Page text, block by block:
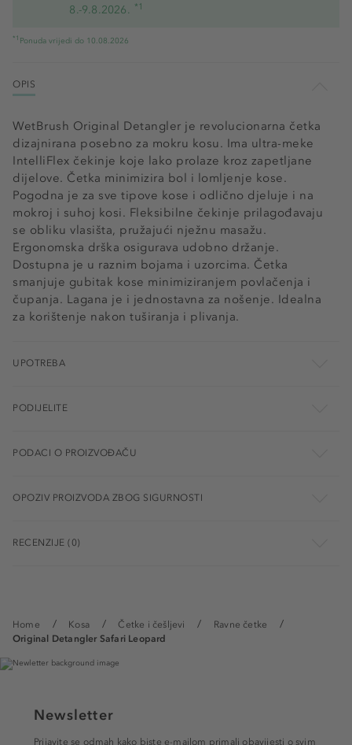
Home Kosa Četke i češljevi
Ravne četke
Original Detangler Safari Leopard
8.-9.8.2026. *1
*1 Ponuda vrijedi do 10.08.2026
OPIS
WetBrush Original Detangler je revolucionarna četka
dizajnirana posebno za mokru kosu. Ima ultra-meke
IntelliFlex čekinje koje lako prolaze kroz zapetljane
dijelove. Četka minimizira bol i lomljenje kose.
Pogodna je za sve tipove kose i odlično djeluje i na
mokroj i suhoj kosi. Fleksibilne čekinje prilagođavaju
se obliku vlasišta, pružajući nježnu masažu.
Ergonomska drška osigurava udobno držanje.
Dostupna je u raznim bojama i uzorcima. Četka
smanjuje gubitak kose minimiziranjem povlačenja i
čupanja. Lagana je i jednostavna za nošenje. Idealna
za korištenje nakon tuširanja i plivanja.
UPOTREBA
PODIJELITE
PODACI O PROIZVOĐAČU
OPOZIV PROIZVODA ZBOG SIGURNOSTI
RECENZIJE (0)
Newsletter
Prijavite se odmah kako biste e-mailom primali obavijesti o svim